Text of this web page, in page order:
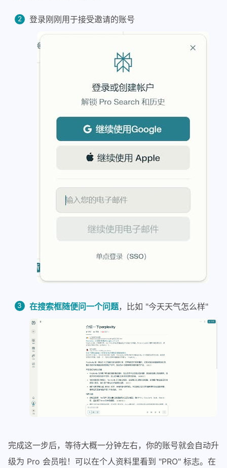
登录刚刚用于接受邀请的账号
在搜索框随便问一个问题，比如 "今天天气怎么样"
完成这一步后，等待大概一分钟左右，你的账号就会自动升
级为 Pro 会员啦！可以在个人资料里看到 "PRO" 标志。在